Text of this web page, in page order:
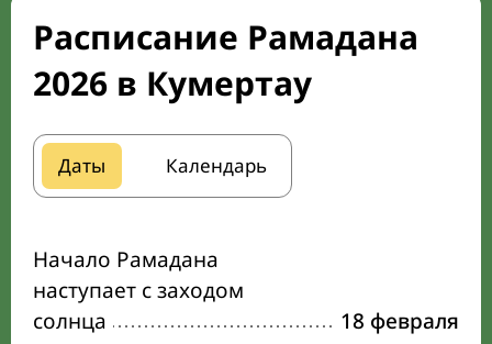
Расписание Рамадана
2026 в Кумертау
Даты Календарь
Начало Рамадана
наступает с заходом
солнца
18 февраля